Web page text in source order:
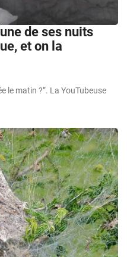
de ses nuits
et on la
le matin ?”. La YouTubeuse